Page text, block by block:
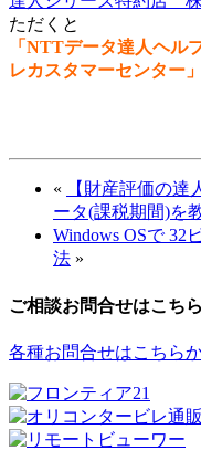
ただくと
「NTTデータ達人ヘル
レカスタマーセンター
«
【財産評価の
ータ(課税期間)を
Windows OSで 32
法 »
ご相談お問合せはこちら
各種お問合せはこちら